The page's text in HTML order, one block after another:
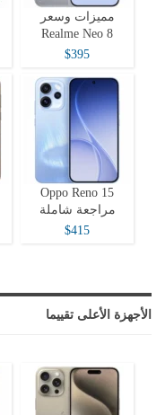
مميزات وسعر
Realme Neo 8
$395
Oppo Reno 15
مراجعة شاملة
$415
الأجهزة الأعلى تقييما